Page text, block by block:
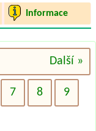
Informace
Další »
7 8 9